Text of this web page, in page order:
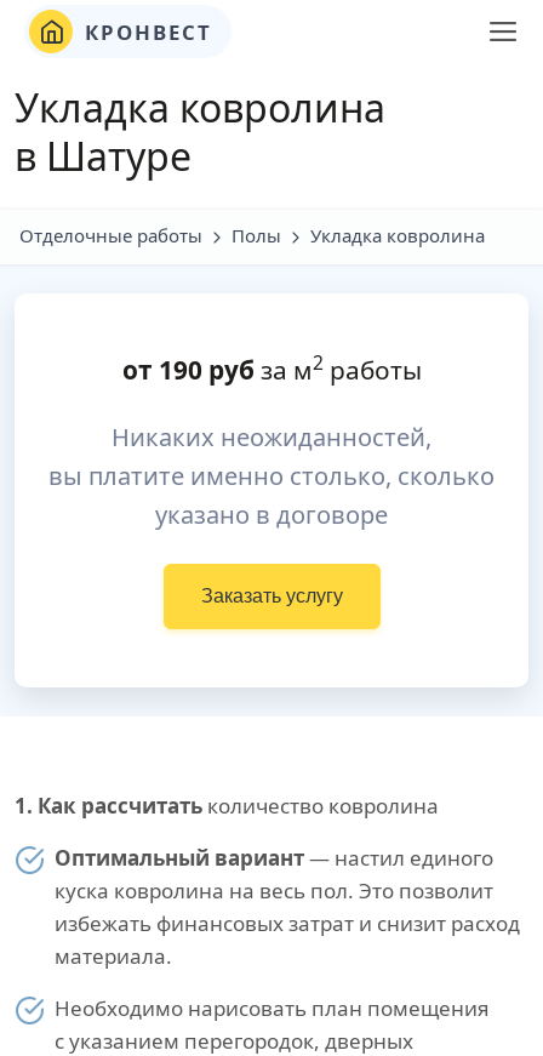
КРОНВЕСТ
Укладка ковролина
в Шатуре
Отделочные работы Полы Укладка ковролина
от 190руб за м2работы
Никаких неожиданностей,
вы платите именно столько, сколько
указано в договоре
Заказать услугу
1. Как рассчитать количество ковролина
Оптимальный вариант— настил единого
куска ковролина на весь пол. Это позволит
избежать финансовых затрат и снизит расход
материала.
Необходимо нарисовать план помещения
с указанием перегородок, дверных